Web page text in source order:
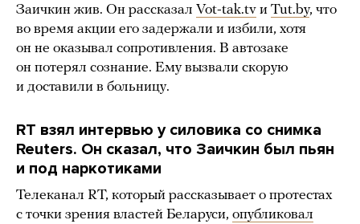
Заичкин жив. Он рассказал Vot-tak.tv и Tut.by, что
во время акции его задержали и избили, хотя
он не оказывал сопротивления. В автозаке
он потерял сознание. Ему вызвали скорую
и доставили в больницу.
RT взял интервью у силовика со снимка
Reuters. Он сказал, что Заичкин был пьян
и под наркотиками
Телеканал RT, который рассказывает о протестах
с точки зрения властей Беларуси, опубликовал